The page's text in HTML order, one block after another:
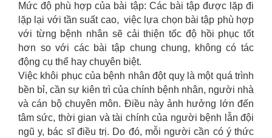
Mức độ phù hợp của bài tập: Các bài tập được lặp đi
lặp lại với tần suất cao, việc lựa chọn bài tập phù hợp
với từng bệnh nhân sẽ cải thiện tốc độ hồi phục tốt
hơn so với các bài tập chung chung, không có tác
động cụ thể hay chuyên biệt.
Việc khôi phục của bệnh nhân đột quỵ là một quá trình
bền bỉ, cần sự kiên trì của chính bệnh nhân, người nhà
và cán bộ chuyên môn. Điều này ảnh hưởng lớn đến
tâm sức, thời gian và tài chính của người bệnh lẫn đội
ngũ y, bác sĩ điều trị. Do đó, mỗi người cần có ý thức